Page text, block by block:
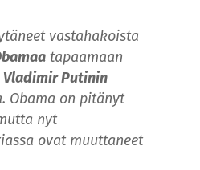
vastahakoista
tapaamaan
Vladimir Putinin
Obama on pitänyt
nyt
ovat muuttaneet